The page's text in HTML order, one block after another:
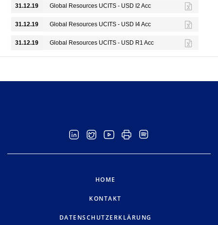
31.12.19 Global Resources UCITS - USD I2 Acc
31.12.19 Global Resources UCITS - USD I4 Acc
31.12.19 Global Resources UCITS - USD R1 Acc
HOME
KONTAKT
DATENSCHUTZERKLÄRUNG